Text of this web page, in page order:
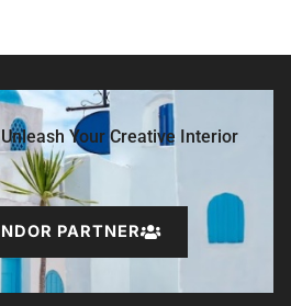
Your Creative Interior
PARTNER